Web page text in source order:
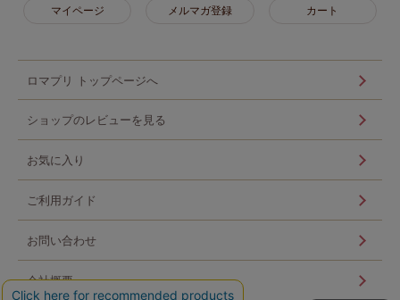
マイページ メルマガ登録 カート
ロマプリ トップページへ
ショップのレビューを見る
お気に入り
ご利用ガイド
お問い合わせ
会社概要